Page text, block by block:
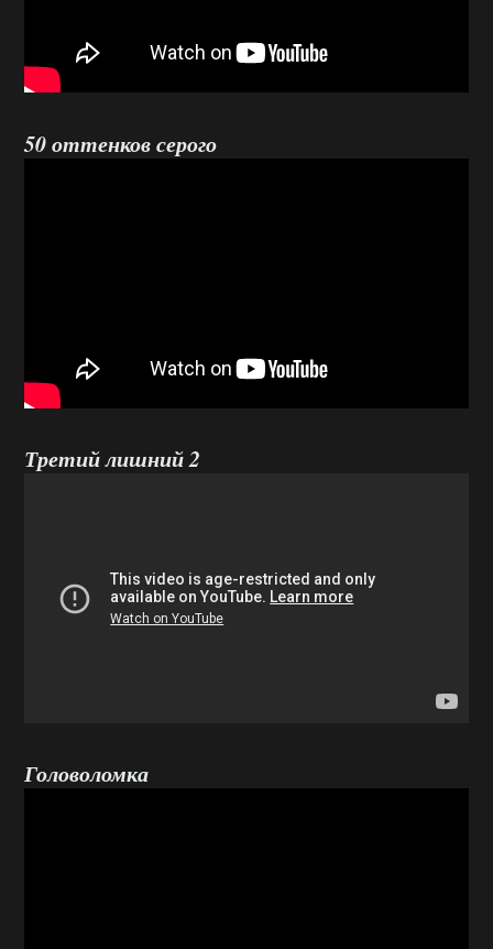
50 оттенков серого
Третий лишний 2
Головоломка